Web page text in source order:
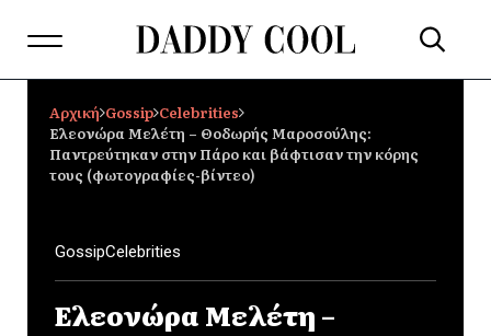
Αρχική Gossip Celebrities
Ελεονώρα Μελέτη – Θοδωρής Μαροσούλης:
Παντρεύτηκαν στην Πάρο και βάφτισαν την κόρης
τους (φωτογραφίες-βίντεο)
GossipCelebrities
Ελεονώρα Μελέτη –